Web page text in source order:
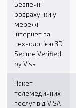
Безпечні
розрахунки у
мережі
Інтернет за
технологією 3D
Secure Verified
by Visa
Пакет
телемедичних
послуг від VISA